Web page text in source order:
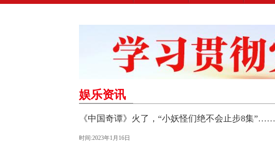
娱乐资讯
《中国奇谭》火了，“小妖怪们绝不会止步8集”……
时间:2023年1月16日